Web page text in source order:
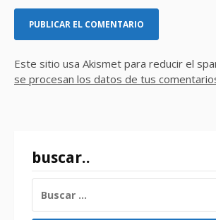
Este sitio usa Akismet para reducir el
se procesan los datos de tus
buscar..